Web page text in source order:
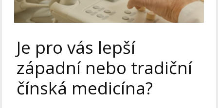
Je pro vás lepší
západní nebo tradiční
čínská medicína?